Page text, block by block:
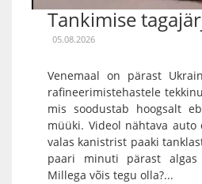
Tankimise
05.08.2026
Venemaal on pärast
rafineerimistehastele
mis soodustab hoogsalt
müüki. Videol nähtava
valas kanistrist paaki
paari minuti pärast algas
Millega võis tegu olla?...